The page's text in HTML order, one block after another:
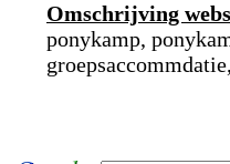
Omschrijving
ponykamp,